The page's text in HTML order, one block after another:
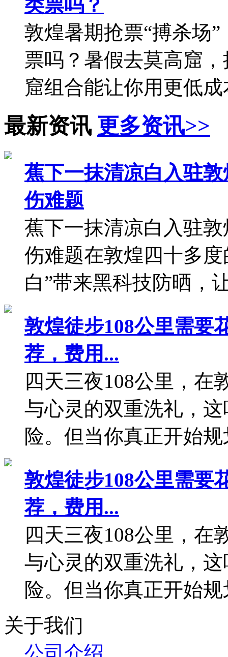
伤难题在敦煌四十多
白”带来黑科技防晒，
敦煌徒步108公里需要
荐，费用...
四天三夜108公里，在
与心灵的双重洗礼，
险。但当你真正开始
敦煌徒步108公里需要
荐，费用...
四天三夜108公里，在
与心灵的双重洗礼，
险。但当你真正开始
关于我们
公司介绍
预订帮助
在线下单与签合同流程
会员预订说明
预订中常见问题
预定优惠政策
团体出游预定快速通道
早预定送装备
早预定享受早鸟价